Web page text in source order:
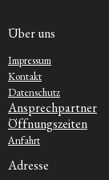
Über uns
Impressum
Kontakt
Datenschutz
Ansprechpartner
Öffnungszeiten
Anfahrt
Adresse